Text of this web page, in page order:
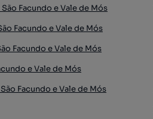
Facundo e Vale de Mós
Facundo e Vale de Mós
Facundo e Vale de Mós
e Vale de Mós
Facundo e Vale de Mós